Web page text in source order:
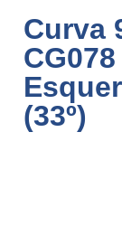
Curva
CG078
(33º)